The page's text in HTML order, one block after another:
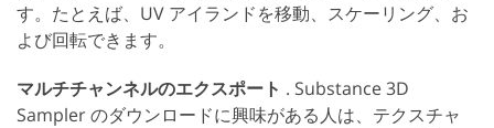
す。たとえば、UV アイランドを移動、スケーリング、お
よび回転できます。
マルチチャンネルのエクスポート . Substance 3D
Sampler のダウンロードに興味がある人は、テクスチャ